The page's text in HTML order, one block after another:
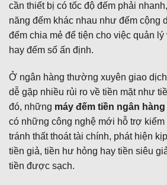
cần thiết bị có tốc độ đếm phải
năng đếm khác nhau như đếm cộng
đếm chia mẻ để tiện cho việc quản
hay đếm số ấn định.
Ở ngân hàng thường xuyên giao
dễ gặp nhiều rủi ro về tiền mặt như
đó, những máy đếm tiền ngân
có những công nghệ mới hỗ trợ kiểm
tránh thất thoát tài chính, phát hiện
tiền giả, tiền hư hỏng hay tiền siêu
tiền được sạch.